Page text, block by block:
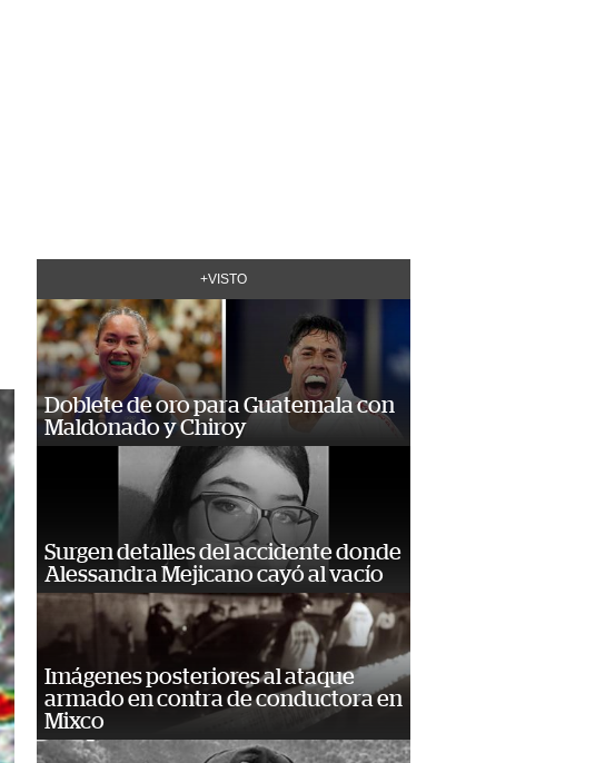
+VISTO
Doblete de oro para Guatemala con
Maldonado y Chiroy
Surgen detalles del accidente donde
Alessandra Mejicano cayó al vacío
Imágenes posteriores al ataque
armado en contra de conductora en
Mixco